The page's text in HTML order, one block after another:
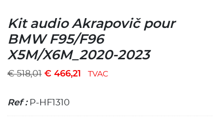
Kit audio Akrapovič pour
BMW F95/F96
X5M/X6M_2020-2023
€518,01 € 466,21 TVAC
Ref : P-HF1310